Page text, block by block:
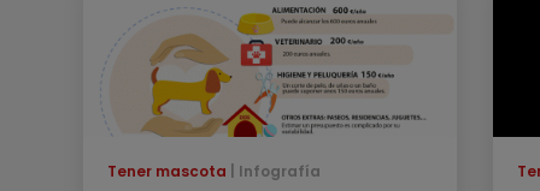
Tener mascota Infografía